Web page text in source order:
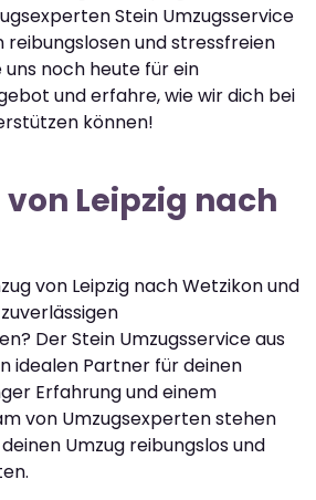
Stein Umzugsservice
reibungslosen und stressfreien
noch heute für ein
und erfahre, wie wir dich bei
können!
Leipzig nach
von Leipzig nach Wetzikon und
Der Stein Umzugsservice aus
idealen Partner für deinen
Erfahrung und einem
von Umzugsexperten stehen
Umzug reibungslos und